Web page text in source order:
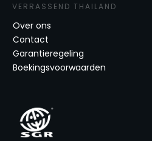
VERRASSEND THAILAND
Over ons
Contact
Garantieregeling
Boekingsvoorwaarden